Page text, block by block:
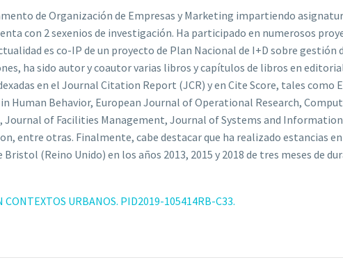
de Organización de Empresas y Marketing impartiendo
con 2 sexenios de investigación. Ha participado en numerosos
es co-IP de un proyecto de Plan Nacional de I+D sobre gestión
ha sido autor y coautor varias libros y capítulos de libros en
en el Journal Citation Report (JCR) y en Cite Score, tales
Human Behavior, European Journal of Operational Research,
of Facilities Management, Journal of Systems and
entre otras. Finalmente, cabe destacar que ha realizado estancias
(Reino Unido) en los años 2013, 2015 y 2018 de tres meses de
CONTEXTOS URBANOS. PID2019-105414RB-C33.